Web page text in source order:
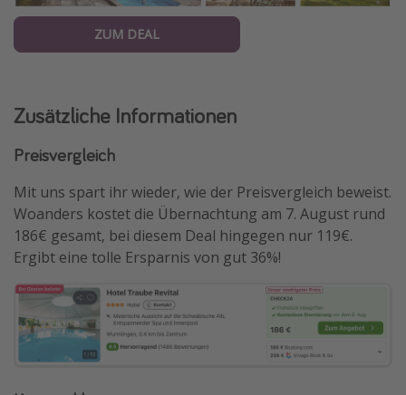
ZUM DEAL
Zusätzliche Informationen
Preisvergleich
Mit uns spart ihr wieder, wie der Preisvergleich beweist.
Woanders kostet die Übernachtung am 7. August rund
186€ gesamt, bei diesem Deal hingegen nur 119€.
Ergibt eine tolle Ersparnis von gut 36%!